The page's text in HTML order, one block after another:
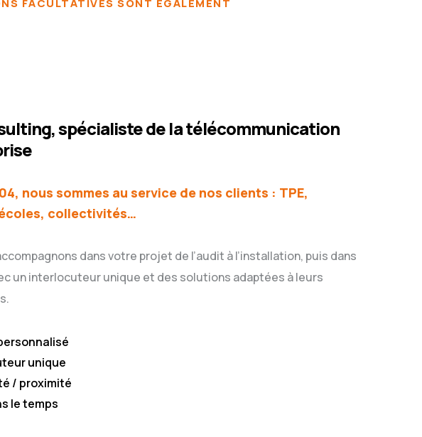
FACULTATIVES SONT ÉGALEMENT
spécialiste de la télécommunication
nous sommes au service de nos clients : TPE,
écoles, collectivités…
dans votre projet de l’audit à l’installation, puis dans
un interlocuteur unique et des solutions adaptées à leurs
unique
/ proximité
le temps